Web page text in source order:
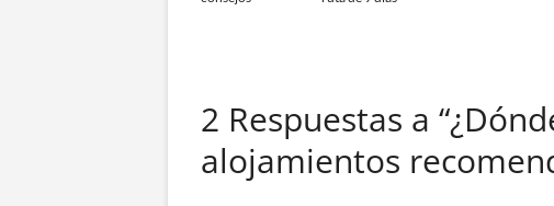
2 Respuestas a
alojamientos